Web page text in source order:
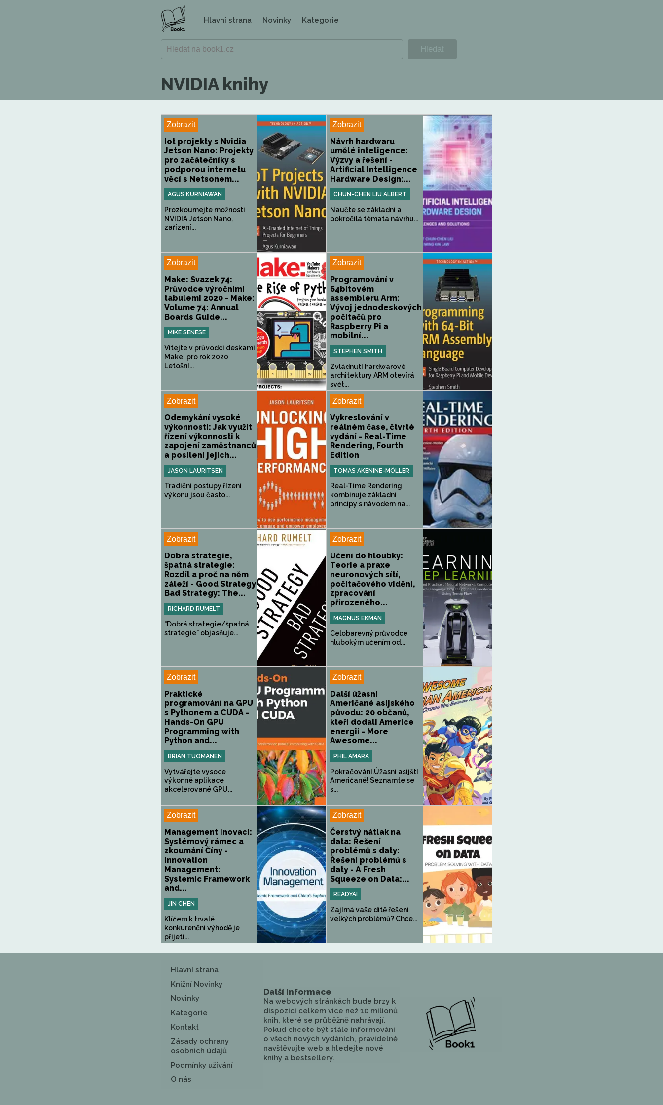
Hlavní strana Novinky Kategorie
NVIDIA knihy
Zobrazit
Iot projekty s Nvidia
Jetson Nano: Projekty
pro začátečníky s
podporou internetu
věcí s Netsonem...
AGUS KURNIAWAN
Prozkoumejte možnosti
NVIDIA Jetson Nano,
zařízení...
Zobrazit
Návrh hardwaru
umělé inteligence:
Výzvy a řešení -
Artificial Intelligence
Hardware Design:...
CHUN-CHEN LIU ALBERT
Naučte se základní a
pokročilá témata návrhu...
Zobrazit
Make: Svazek 74:
Průvodce výročními
tabulemi 2020 - Make:
Volume 74: Annual
Boards Guide...
MIKE SENESE
Vítejte v průvodci deskami
Make: pro rok 2020
Letošní...
Zobrazit
Programování v
64bitovém
assembleru Arm:
Vývoj jednodeskových
počítačů pro
Raspberry Pi a
mobilní...
STEPHEN SMITH
Zvládnutí hardwarové
architektury ARM otevírá
svět...
Zobrazit
Odemykání vysoké
výkonnosti: Jak využít
řízení výkonnosti k
zapojení zaměstnanců
a posílení jejich...
JASON LAURITSEN
Tradiční postupy řízení
výkonu jsou často...
Zobrazit
Vykreslování v
reálném čase, čtvrté
vydání - Real-Time
Rendering, Fourth
Edition
TOMAS AKENINE-MÖLLER
Real-Time Rendering
kombinuje základní
principy s návodem na...
Zobrazit
Dobrá strategie,
špatná strategie:
Rozdíl a proč na něm
záleží - Good Strategy
Bad Strategy: The...
RICHARD RUMELT
"Dobrá strategie/špatná
strategie" objasňuje...
Zobrazit
Učení do hloubky:
Teorie a praxe
neuronových sítí,
počítačového vidění,
zpracování
přirozeného...
MAGNUS EKMAN
Celobarevný průvodce
hlubokým učením od...
Zobrazit
Praktické
programování na GPU
s Pythonem a CUDA -
Hands-On GPU
Programming with
Python and...
BRIAN TUOMANEN
Vytvářejte vysoce
výkonné aplikace
akcelerované GPU...
Zobrazit
Další úžasní
Američané asijského
původu: 20 občanů,
kteří dodali Americe
energii - More
Awesome...
PHIL AMARA
Pokračování.Úžasní asijští
Američané! Seznamte se
s...
Zobrazit
Management inovací:
Systémový rámec a
zkoumání Číny -
Innovation
Management:
Systemic Framework
and...
JIN CHEN
Klíčem k trvalé
konkurenční výhodě je
přijetí...
Zobrazit
Čerstvý nátlak na
data: Řešení
problémů s daty:
Řešení problémů s
daty - A Fresh
Squeeze on Data:...
READYAI
Zajímá vaše dítě řešení
velkých problémů? Chce...
Hlavní strana
Knižní Novinky
Novinky
Kategorie
Kontakt
Zásady ochrany
osobních údajů
Podmínky užívání
O nás
Další informace
Na webových stránkách bude brzy k
dispozici celkem více než 10 milionů
knih, které se průběžně nahrávají.
Pokud chcete být stále informováni
o všech nových vydáních, pravidelně
navštěvujte web a hledejte nové
knihy a bestsellery.